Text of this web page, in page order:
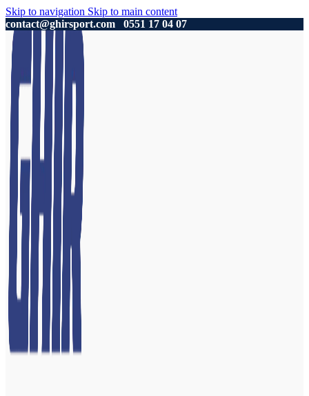
Skip to navigation Skip to main content
contact@ghirsport.com
0551 17 04 07